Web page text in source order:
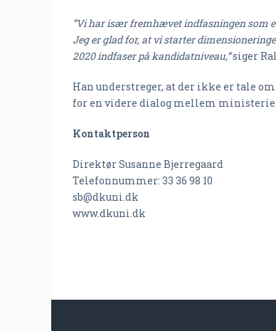
”Vi har især fremhævet indfasningen som
Jeg er glad for, at vi starter
2020 indfaser på kandidatniveau,”siger
Han understreger, at der ikke er tale
for en videre dialog mellem
Kontaktperson
Direktør Susanne Bjerregaard
Telefonnummer: 33 36 98 10
sb@dkuni.dk
www.dkuni.dk